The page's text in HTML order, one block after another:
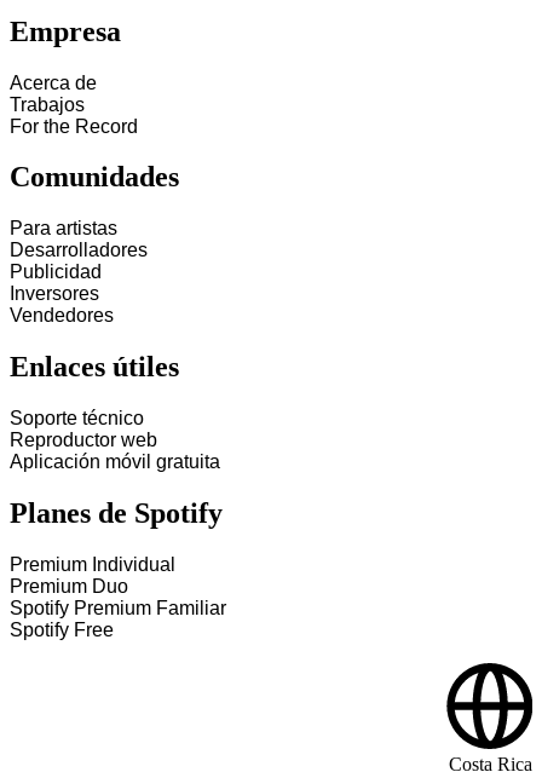
Empresa
Acerca de
Trabajos
For the Record
Comunidades
Para artistas
Desarrolladores
Publicidad
Inversores
Vendedores
Enlaces útiles
Soporte técnico
Reproductor web
Aplicación móvil gratuita
Planes de Spotify
Premium Individual
Premium Duo
Spotify Premium Familiar
Spotify Free
Costa Rica